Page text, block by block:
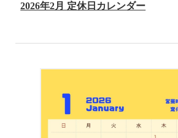
2026年2月 定休日カレンダー